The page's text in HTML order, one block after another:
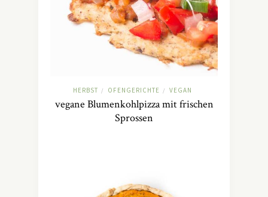
HERBST / OFENGERICHTE / VEGAN
vegane Blumenkohlpizza mit frischen
Sprossen